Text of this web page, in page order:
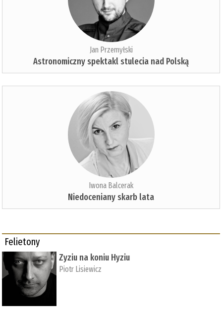
Jan Przemyłski
Astronomiczny spektakl stulecia nad Polską
Iwona Balcerak
Niedoceniany skarb lata
Felietony
Zyziu na koniu Hyziu
Piotr Lisiewicz